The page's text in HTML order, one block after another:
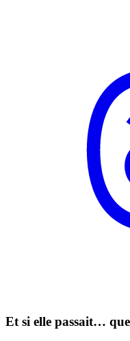
Et si elle passait…